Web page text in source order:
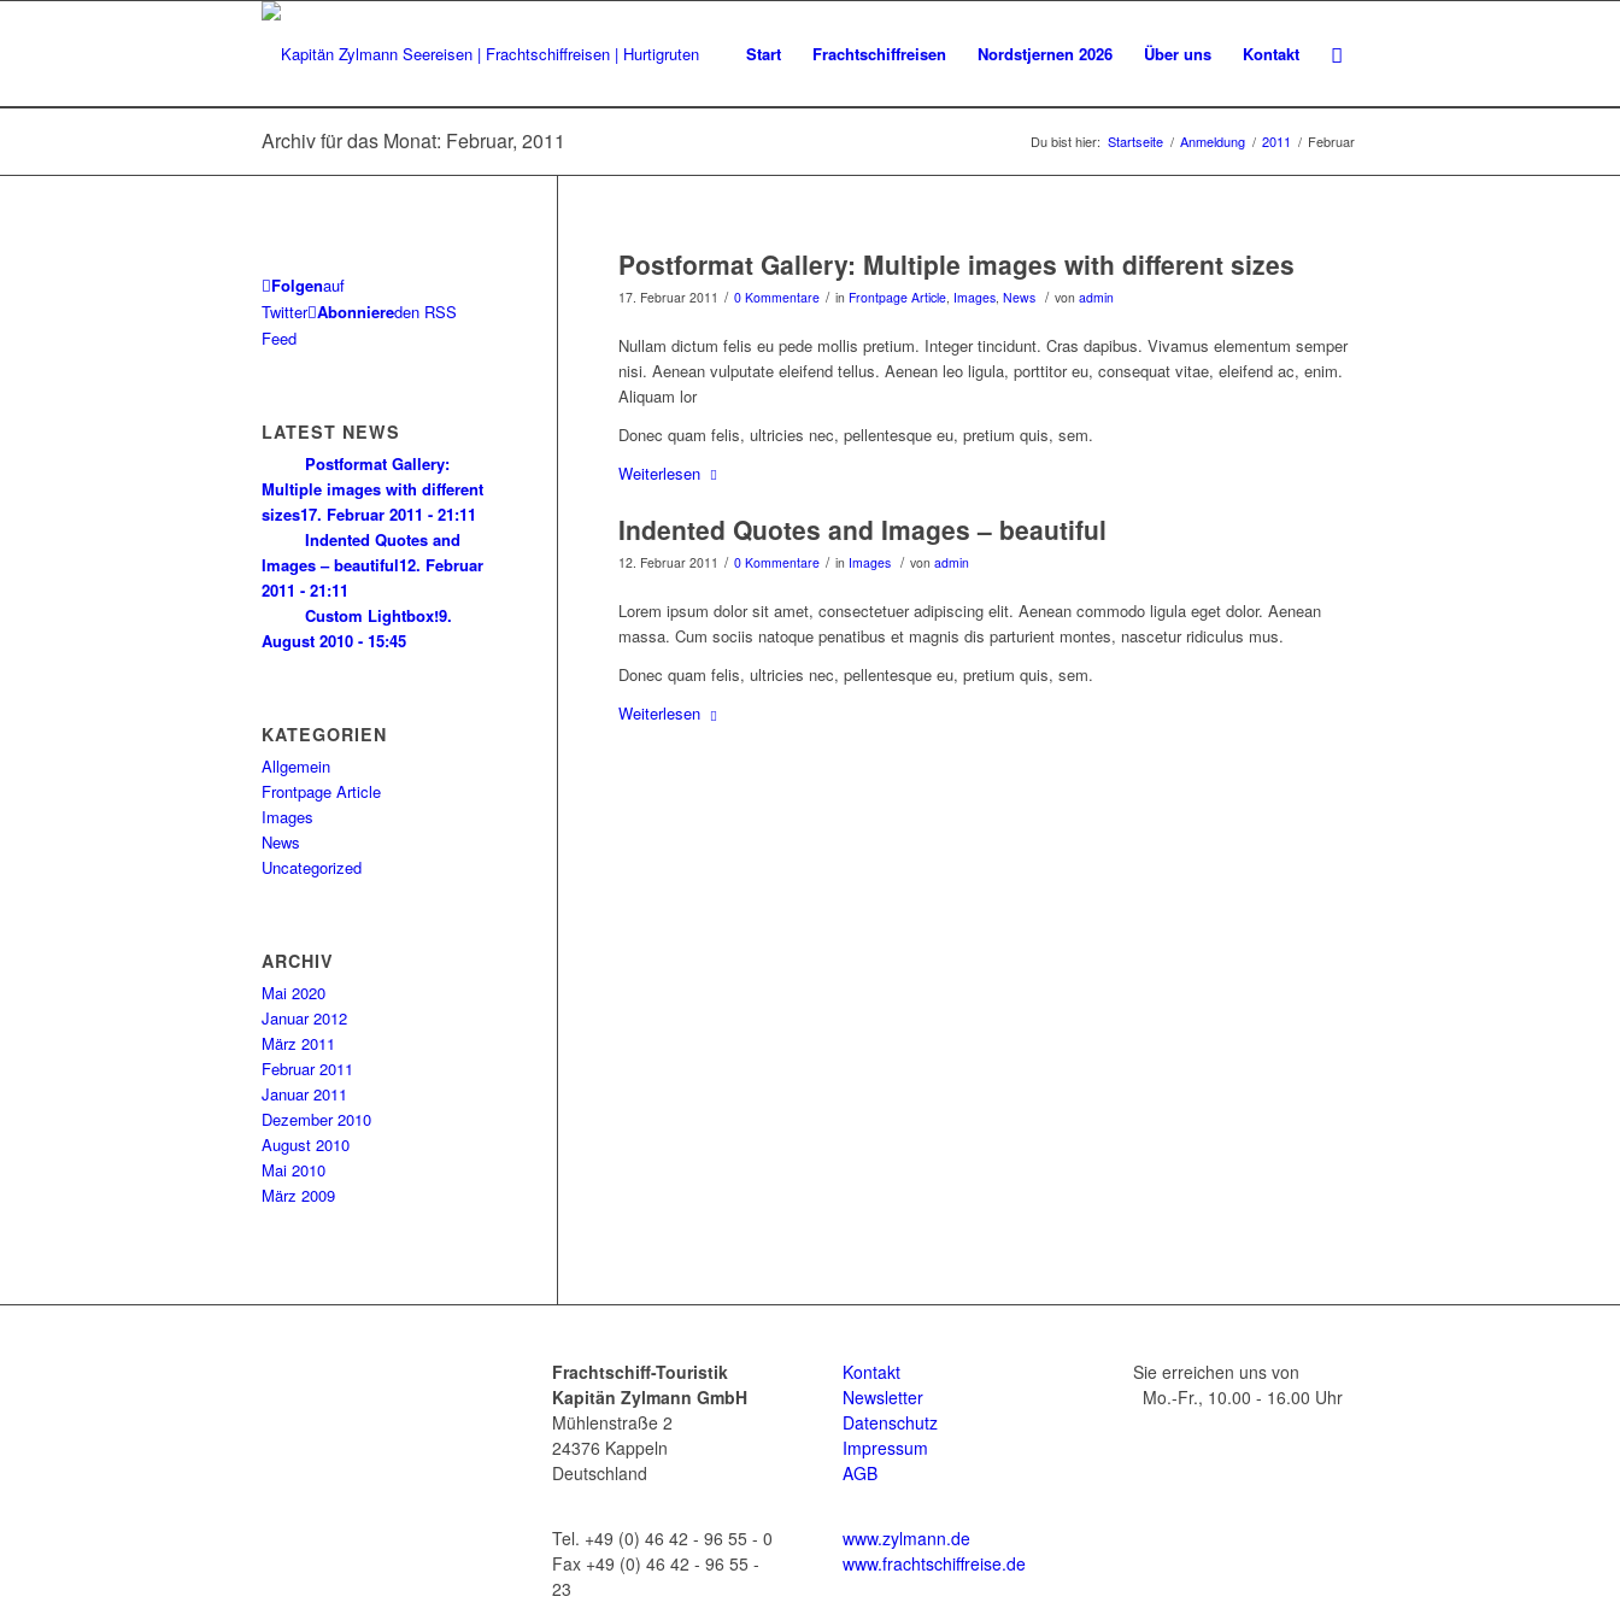
Start Frachtschiffreisen Nordstjernen 2026 Über uns Kontakt
Archiv für das Monat: Februar, 2011 Du bist hier: Startseite / Anmeldung / 2011 / Februar
Postformat Gallery: Multiple images with different sizes
17. Februar 2011 / 0 Kommentare / in Frontpage Article, Images, News / von admin
Nullam dictum felis eu pede mollis pretium. Integer tincidunt. Cras dapibus. Vivamus elementum semper
nisi. Aenean vulputate eleifend tellus. Aenean leo ligula, porttitor eu, consequat vitae, eleifend ac, enim.
Aliquam lor
Donec quam felis, ultricies nec, pellentesque eu, pretium quis, sem.
Weiterlesen
Indented Quotes and Images – beautiful
12. Februar 2011 / 0 Kommentare / in Images / von admin
Lorem ipsum dolor sit amet, consectetuer adipiscing elit. Aenean commodo ligula eget dolor. Aenean
massa. Cum sociis natoque penatibus et magnis dis parturient montes, nascetur ridiculus mus.
Donec quam felis, ultricies nec, pellentesque eu, pretium quis, sem.
Weiterlesen
Folgenauf
Twitter Abonniereden RSS
Feed
LATEST NEWS
Postformat Gallery:
Multiple images with different
sizes17. Februar 2011 - 21:11
Indented Quotes and
Images – beautiful12. Februar
2011 - 21:11
Custom Lightbox!9.
August 2010 - 15:45
KATEGORIEN
Allgemein
Frontpage Article
Images
News
Uncategorized
ARCHIV
Mai 2020
Januar 2012
März 2011
Februar 2011
Januar 2011
Dezember 2010
August 2010
Mai 2010
März 2009
Frachtschiff-Touristik
Kapitän Zylmann GmbH
Mühlenstraße 2
24376 Kappeln
Deutschland
Tel. +49 (0) 46 42 - 96 55 - 0
Fax +49 (0) 46 42 - 96 55 -
23
Kontakt
Newsletter
Datenschutz
Impressum
AGB
www.zylmann.de
www.frachtschiffreise.de
Sie erreichen uns von
Mo.-Fr., 10.00 - 16.00 Uhr